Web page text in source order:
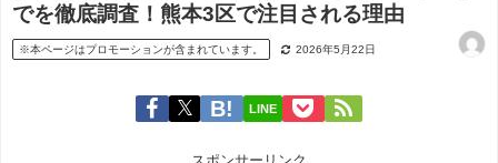
でを徹底調査！熊本3区で注目される理由
※本ページはプロモーションが含まれています。 2026年5月22日
LINE